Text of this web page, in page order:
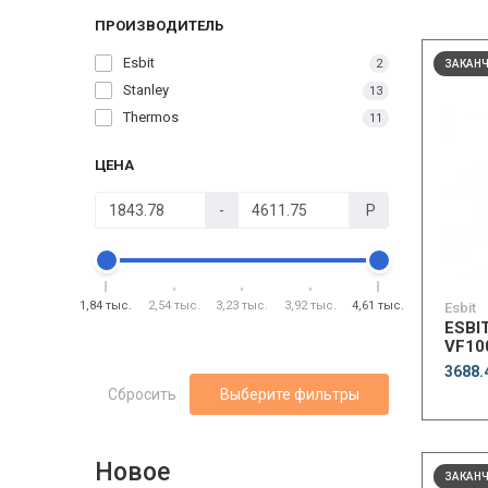
ПРОИЗВОДИТЕЛЬ
Esbit 2
Stanley 13
Thermos 11
ЦЕНА
- Р
1,84 тыс. 2,54 тыс. 3,23 тыс. 3,92 тыс. 4,61 тыс.
Сбросить Выберите фильтры
Новое
Esbit